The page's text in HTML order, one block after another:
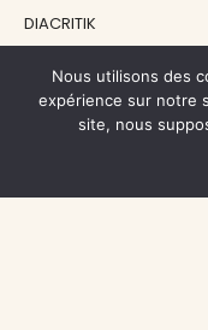
DIACRITIK
NOS SOUTIENS
CENTRE NATIONAL DU
Nous utilisons des
expérience sur notre
site, nous